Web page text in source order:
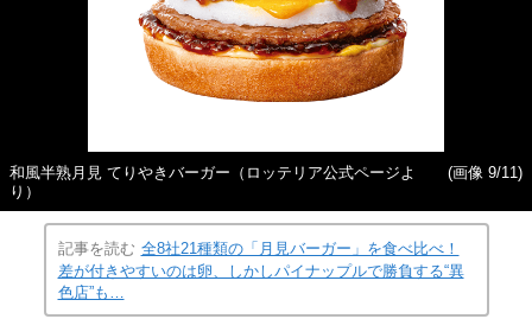
和風半熟月見 てりやきバーガー（ロッテリア公式ページよ
り）
(画像 9/11)
記事を読む 全8社21種類の「月見バーガー」を食べ比べ！
差が付きやすいのは卵、しかしパイナップルで勝負する“異
色店”も…